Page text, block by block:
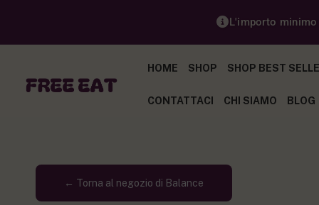
L'importo
HOME SHOP SHOP BEST
CONTATTACI CHI SIAMO BLOG
← Torna al negozio di Balance